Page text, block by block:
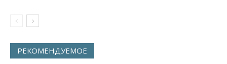
РЕКОМЕНДУЕМОЕ